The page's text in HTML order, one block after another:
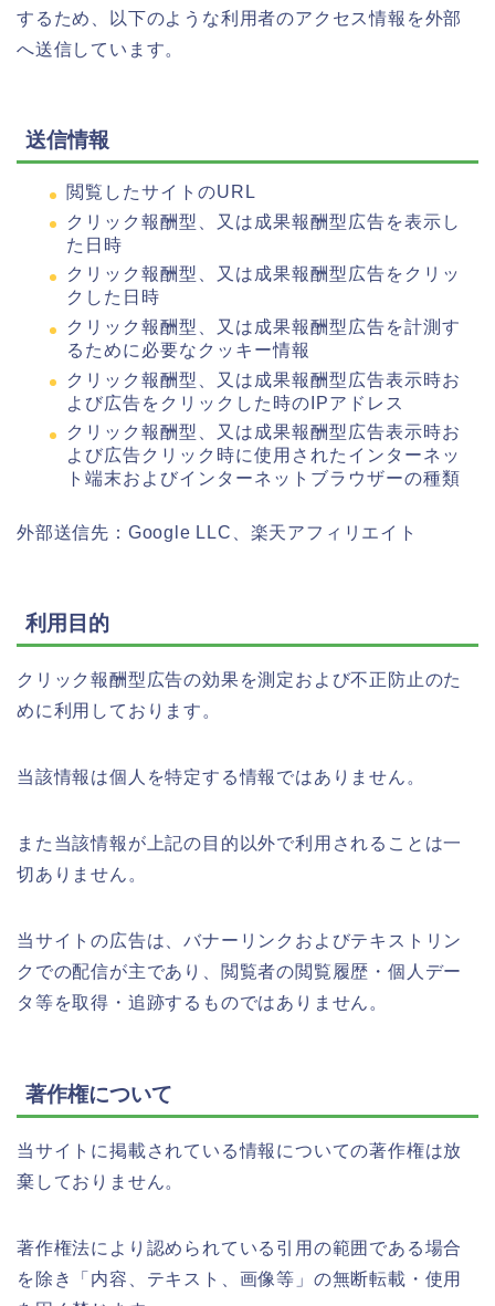
するため、以下のような利用者のアクセス情報を外部
へ送信しています。
送信情報
閲覧したサイトのURL
クリック報酬型、又は成果報酬型広告を表示し
た日時
クリック報酬型、又は成果報酬型広告をクリッ
クした日時
クリック報酬型、又は成果報酬型広告を計測す
るために必要なクッキー情報
クリック報酬型、又は成果報酬型広告表示時お
よび広告をクリックした時のIPアドレス
クリック報酬型、又は成果報酬型広告表示時お
よび広告クリック時に使用されたインターネッ
ト端末およびインターネットブラウザーの種類
外部送信先：Google LLC、楽天アフィリエイト
利用目的
クリック報酬型広告の効果を測定および不正防止のた
めに利用しております。
当該情報は個人を特定する情報ではありません。
また当該情報が上記の目的以外で利用されることは一
切ありません。
当サイトの広告は、バナーリンクおよびテキストリン
クでの配信が主であり、閲覧者の閲覧履歴・個人デー
タ等を取得・追跡するものではありません。
著作権について
当サイトに掲載されている情報についての著作権は放
棄しておりません。
著作権法により認められている引用の範囲である場合
を除き「内容、テキスト、画像等」の無断転載・使用